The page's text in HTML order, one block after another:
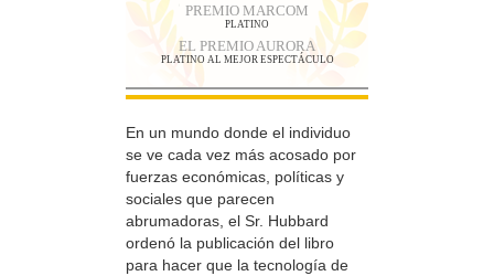
PREMIO MARCOM
PLATINO
EL PREMIO AURORA
PLATINO AL MEJOR ESPECTÁCULO
En un mundo donde el individuo
se ve cada vez más acosado por
fuerzas económicas, políticas y
sociales que parecen
abrumadoras, el Sr. Hubbard
ordenó la publicación del libro
para hacer que la tecnología de